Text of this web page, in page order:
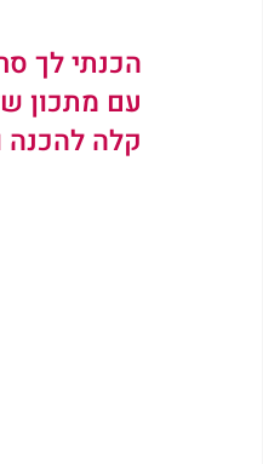
הכנתי לך
עם מתכון
קלה להכנה